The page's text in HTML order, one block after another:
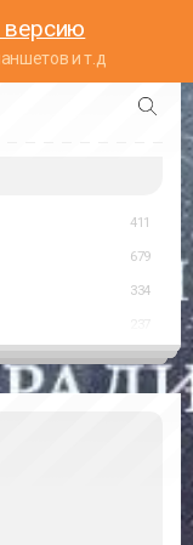
версию
и т.д
411
679
334